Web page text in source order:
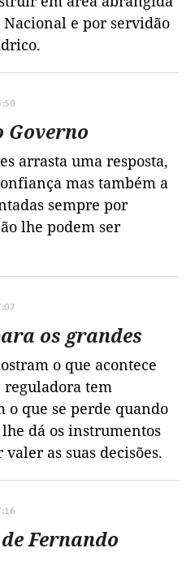
Nacional e por servidão
Governo
arrasta uma resposta,
mas também a
sempre por
lhe podem ser
os grandes
o que acontece
tem
o que se perde quando
dá os instrumentos
as suas decisões.
Fernando